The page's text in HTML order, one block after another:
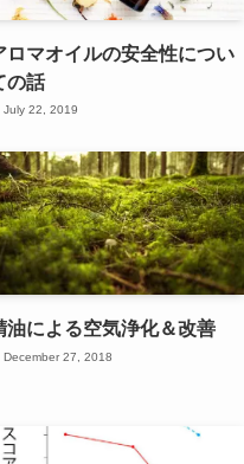
ロマオイルの安全性につい
の話
July 22, 2019
油による空気浄化＆改善
December 27, 2018